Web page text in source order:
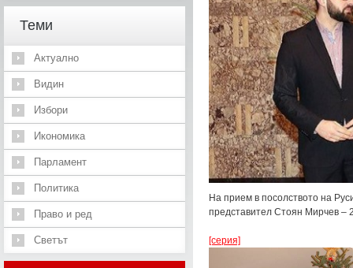
На прием в посолството на
представител Стоян Мирчев –
[серия]
Теми
Актуално
Видин
Избори
Икономика
Парламент
Политика
Право и ред
Светът